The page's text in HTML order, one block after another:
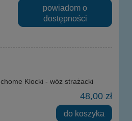
powiadom o
dostępności
Klocki - wóz strażacki
48,00 zł
do koszyka